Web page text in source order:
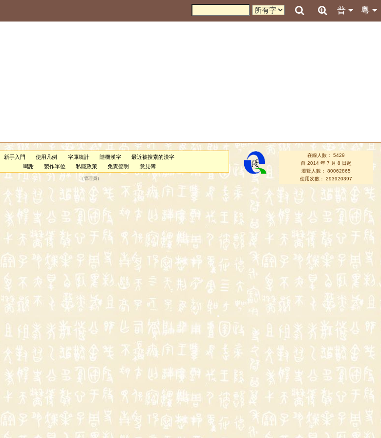
粵
普
新手入門 使用凡例 字庫統計 隨機漢字
最近被搜索的漢字
鳴謝
製作單位 私隱政策 免責聲明 意見簿
（管理員 ）
在線人數： 5429
自 2014 年 7 月 8 日起
瀏覽人數： 80062865
使用次數： 293920397